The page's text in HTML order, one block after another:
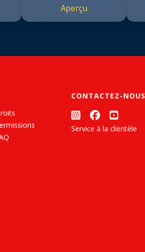
Aperçu
CONTACTEZ-NOUS
Service à la clientèle